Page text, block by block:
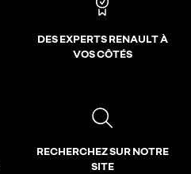
DES EXPERTS RENAULT À
VOS CÔTÉS
RECHERCHEZ SUR NOTRE
SITE